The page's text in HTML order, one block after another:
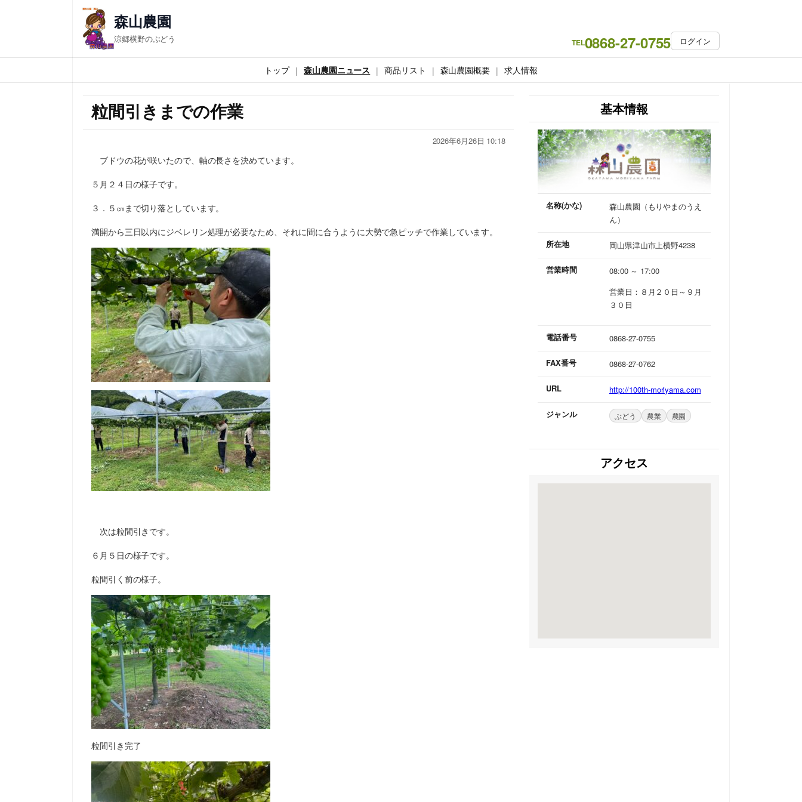
森山農園
涼郷横野のぶどう TEL0868-27-0755 ログイン
トップ 森山農園ニュース 商品リスト 森山農園概要 求人情報
粒間引きまでの作業
2026年6月26日 10:18
ブドウの花が咲いたので、軸の長さを決めています。
５月２４日の様子です。
３．５㎝まで切り落としています。
満開から三日以内にジベレリン処理が必要なため、それに間に合うように大勢で急ピッチで作業しています。
次は粒間引きです。
６月５日の様子です。
粒間引く前の様子。
粒間引き完了
基本情報
名称(かな)
森山農園（もりやまのうえ
ん）
所在地 岡山県津山市上横野4238
営業時間
08:00 ～ 17:00
営業日：８月２０日～９月
３０日
電話番号 0868-27-0755
FAX番号 0868-27-0762
URL http://100th-moriyama.com
ジャンル ぶどう 農業 農園
アクセス